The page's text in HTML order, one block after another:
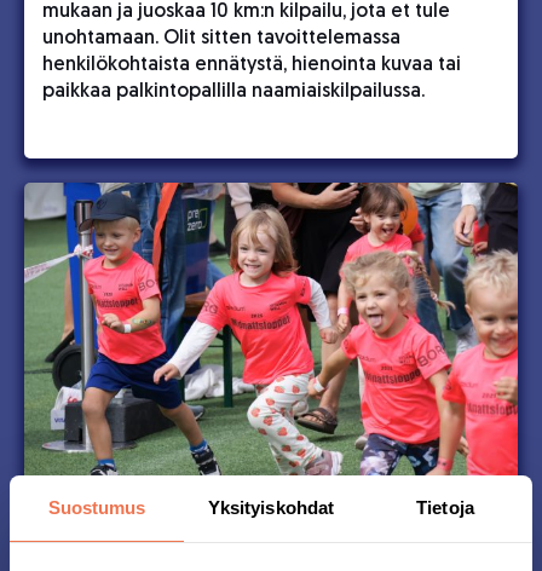
Suostumus Yksityiskohdat Tietoja
mukaan ja juoskaa 10 km:n kilpailu, jota et tule
unohtamaan. Olit sitten tavoittelemassa
henkilökohtaista ennätystä, hienointa kuvaa tai
paikkaa palkintopallilla naamiaiskilpailussa.